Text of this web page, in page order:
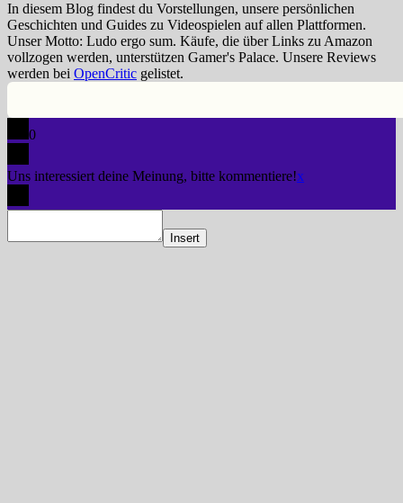
In diesem Blog findest du Vorstellungen, unsere persönlichen
Geschichten und Guides zu Videospielen auf allen Plattformen.
Unser Motto: Ludo ergo sum. Käufe, die über Links zu Amazon
vollzogen werden, unterstützen Gamer's Palace. Unsere Reviews
werden bei OpenCritic gelistet.
0
Uns interessiert deine Meinung, bitte kommentiere!x
Insert